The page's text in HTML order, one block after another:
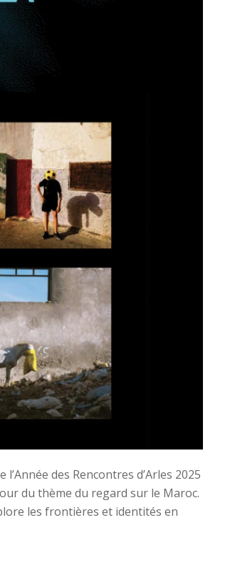
des Rencontres d’Arles 2025
du thème du regard sur le Maroc.
les frontières et identités en